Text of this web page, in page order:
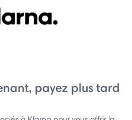
payez plus tard